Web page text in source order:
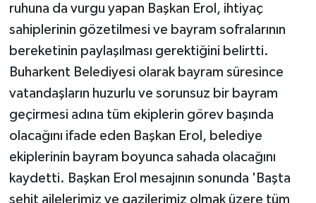
ruhuna da vurgu yapan Başkan Erol, ihtiyaç
sahiplerinin gözetilmesi ve bayram sofralarının
bereketinin paylaşılması gerektiğini belirtti.
Buharkent Belediyesi olarak bayram süresince
vatandaşların huzurlu ve sorunsuz bir bayram
geçirmesi adına tüm ekiplerin görev başında
olacağını ifade eden Başkan Erol, belediye
ekiplerinin bayram boyunca sahada olacağını
kaydetti. Başkan Erol mesajının sonunda 'Başta
şehit ailelerimiz ve gazilerimiz olmak üzere tüm